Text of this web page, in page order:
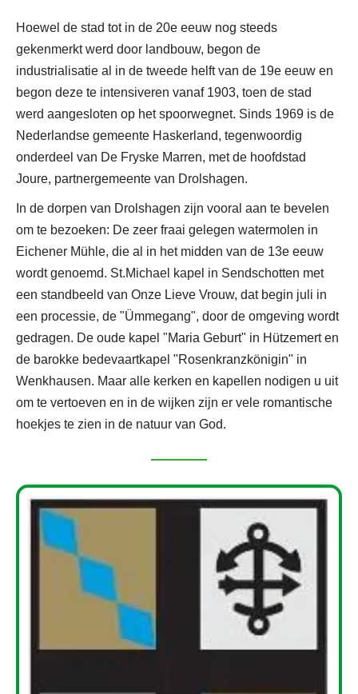
Hoewel de stad tot in de 20e eeuw nog steeds
gekenmerkt werd door landbouw, begon de
industrialisatie al in de tweede helft van de 19e eeuw en
begon deze te intensiveren vanaf 1903, toen de stad
werd aangesloten op het spoorwegnet. Sinds 1969 is de
Nederlandse gemeente Haskerland, tegenwoordig
onderdeel van De Fryske Marren, met de hoofdstad
Joure, partnergemeente van Drolshagen.
In de dorpen van Drolshagen zijn vooral aan te bevelen
om te bezoeken: De zeer fraai gelegen watermolen in
Eichener Mühle, die al in het midden van de 13e eeuw
wordt genoemd. St.Michael kapel in Sendschotten met
een standbeeld van Onze Lieve Vrouw, dat begin juli in
een processie, de "Ümmegang", door de omgeving wordt
gedragen. De oude kapel "Maria Geburt" in Hützemert en
de barokke bedevaartkapel "Rosenkranzkönigin" in
Wenkhausen. Maar alle kerken en kapellen nodigen u uit
om te vertoeven en in de wijken zijn er vele romantische
hoekjes te zien in de natuur van God.